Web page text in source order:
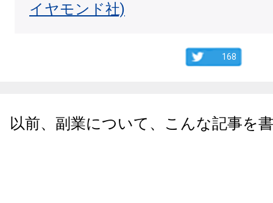
イヤモンド社)
168
以前、副業について、こんな記事を